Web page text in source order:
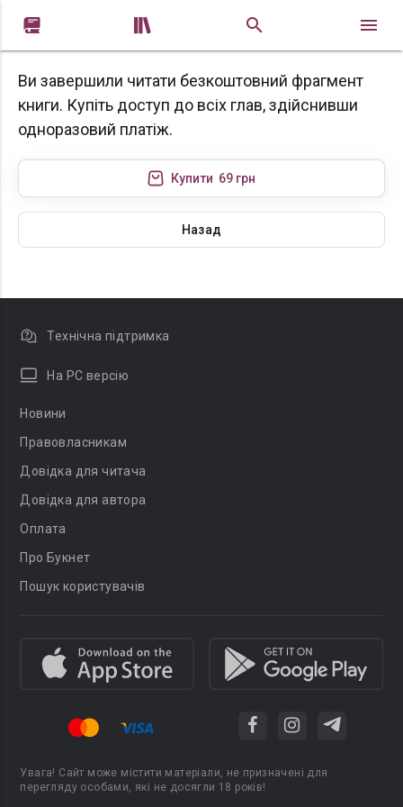
 
Ви завершили читати безкоштовний фрагмент
книги. Купіть доступ до всіх глав, здійснивши
одноразовий платіж.
Купити 69 грн
Назад
Технічна підтримка
На PC версію
Новини
Правовласникам
Довідка для читача
Довідка для автора
Оплата
Про Букнет
Пошук користувачів
Увага! Сайт може містити матеріали, не призначені для
перегляду особами, які не досягли 18 років!